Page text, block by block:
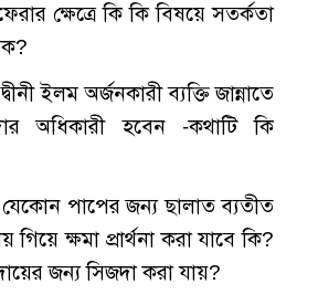
ক্ষেত্রে কি কি বিষয়ে সতর্কতা
ইলম অর্জনকারী ব্যক্তি জান্নাতে
অধিকারী হবেন -কথাটি কি
যেকোন পাপের জন্য ছালাত ব্যতীত
গিয়ে ক্ষমা প্রার্থনা করা যাবে কি?
জন্য সিজদা করা যায়?